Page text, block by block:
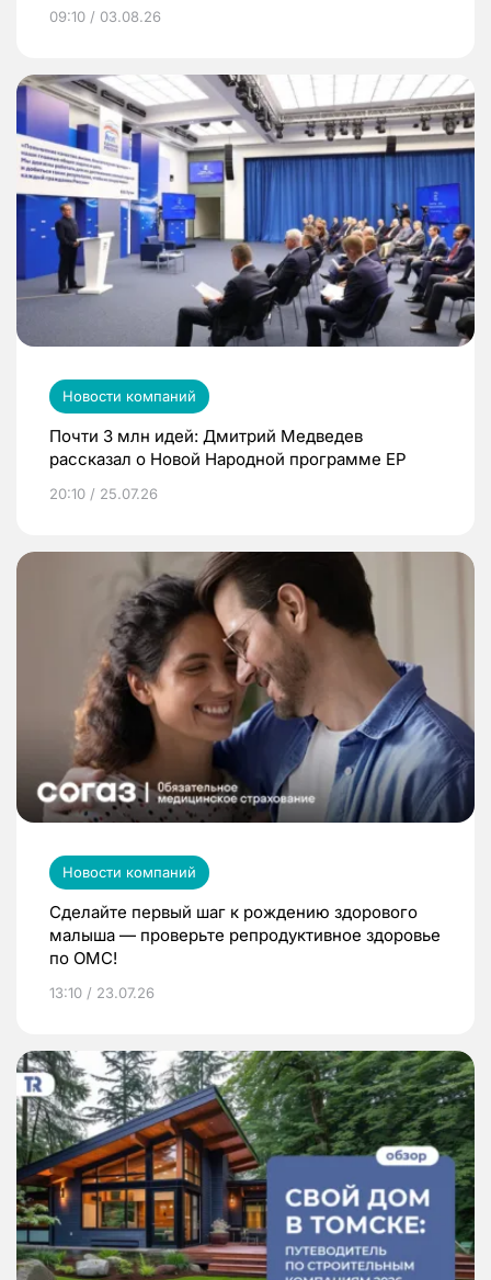
09:10 / 03.08.26
Новости компаний
Почти 3 млн идей: Дмитрий Медведев
рассказал о Новой Народной программе ЕР
20:10 / 25.07.26
Новости компаний
Сделайте первый шаг к рождению здорового
малыша — проверьте репродуктивное здоровье
по ОМС!
13:10 / 23.07.26